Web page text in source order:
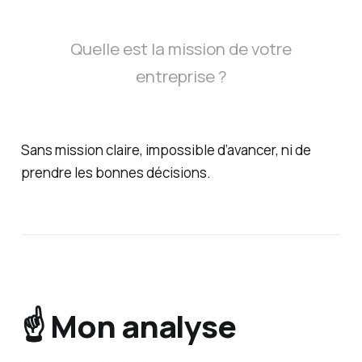
Quelle est la mission de votre
entreprise ?
Sans mission claire, impossible d’avancer, ni de
prendre les bonnes décisions.
☝️ Mon analyse